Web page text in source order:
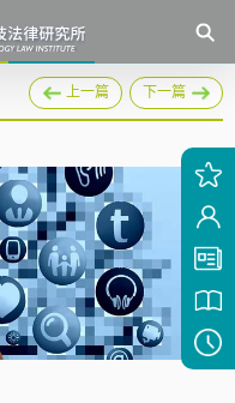
上一篇 下一篇